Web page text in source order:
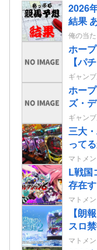
2026
結果
俺の当
ホー
【パ
ギャン
ホー
ズ・
ギャン
三大
って
元な
マトメ
L戦国
存在
も…
マトメ
【朗
スロ
楽曲
マトメ